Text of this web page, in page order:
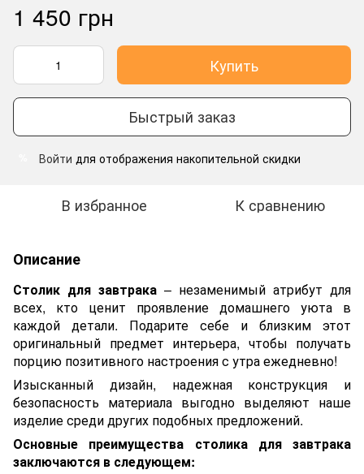
1 450 грн
Купить
Быстрый заказ
Войти для отображения накопительной скидки
В избранное К сравнению
Описание
Столик для завтрака – незаменимый атрибут для
всех, кто ценит проявление домашнего уюта в
каждой детали. Подарите себе и близким этот
оригинальный предмет интерьера, чтобы получать
порцию позитивного настроения с утра ежедневно!
Изысканный дизайн, надежная конструкция и
безопасность материала выгодно выделяют наше
изделие среди других подобных предложений.
Основные преимущества столика для завтрака
заключаются в следующем: